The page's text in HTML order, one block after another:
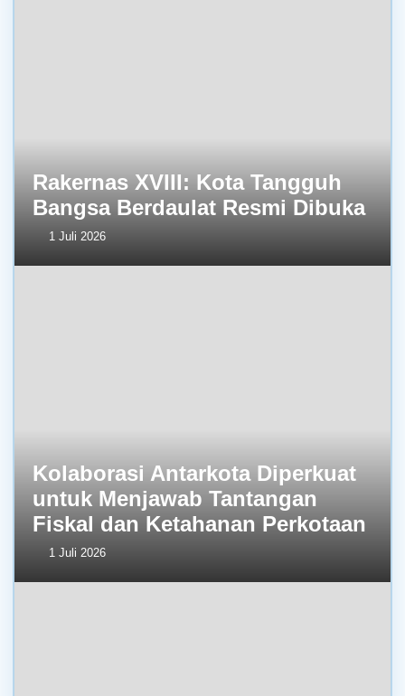
Rakernas XVIII: Kota Tangguh
Bangsa Berdaulat Resmi Dibuka
1 Juli 2026
Kolaborasi Antarkota Diperkuat
untuk Menjawab Tantangan
Fiskal dan Ketahanan Perkotaan
1 Juli 2026